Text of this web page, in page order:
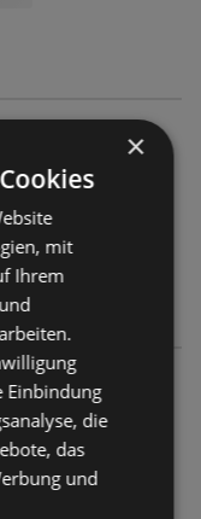
×
mit
Ihrem
Einbindung
die
das
und